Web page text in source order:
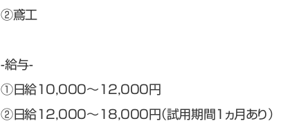
②鳶工
-給与-
①日給10,000～12,000円
②日給12,000～18,000円（試用期間1ヵ月あり）